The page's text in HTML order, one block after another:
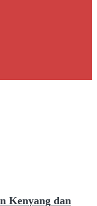
Kenyang dan